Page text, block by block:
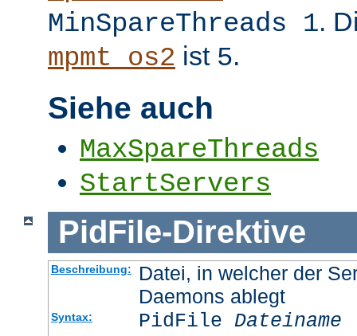
MinSpareThreads 1.
mpmt_os2 ist 5.
Siehe auch
MaxSpareThreads
StartServers
PidFile-Direktive
Beschreibung:
Datei, in welcher der
Daemons ablegt
Syntax: PidFile Dateiname